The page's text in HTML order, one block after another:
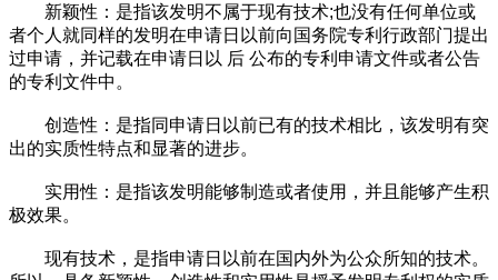
新颖性：是指该发明不属于现有技术;也没有任何单位或
者个人就同样的发明在申请日以前向国务院专利行政部门提出
过申请，并记载在申请日以 后 公布的专利申请文件或者公告
的专利文件中。
创造性：是指同申请日以前已有的技术相比，该发明有突
出的实质性特点和显著的进步。
实用性：是指该发明能够制造或者使用，并且能够产生积
极效果。
现有技术，是指申请日以前在国内外为公众所知的技术。